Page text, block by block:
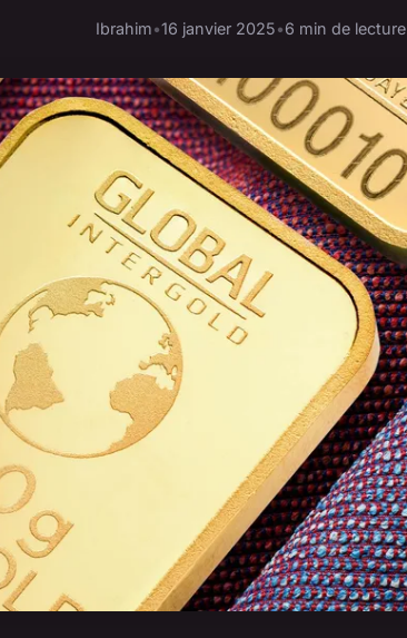
Ibrahim•16 janvier 2025•6 min de lecture